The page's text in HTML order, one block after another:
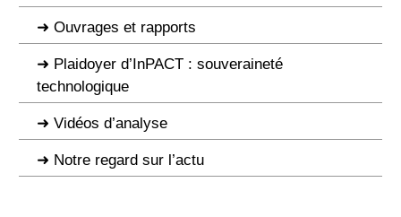
Ouvrages et rapports
Plaidoyer d’InPACT : souveraineté
technologique
Vidéos d’analyse
Notre regard sur l’actu